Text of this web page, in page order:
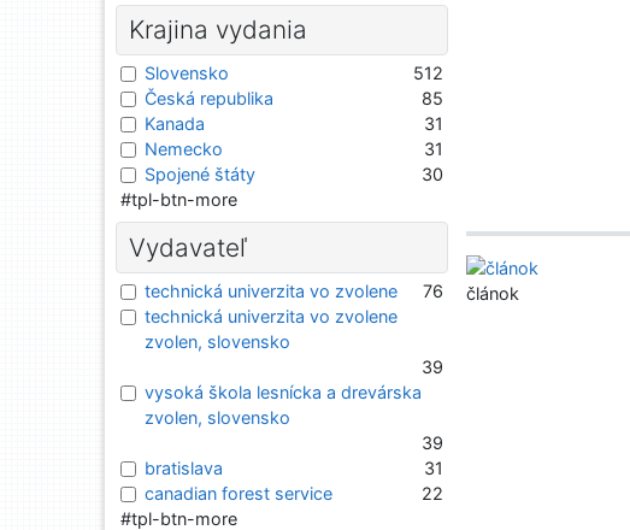
článok
Krajina vydania
Slovensko
512
Česká republika
85
Kanada
31
Nemecko
31
Spojené štáty
30
#tpl-btn-more
Vydavateľ
technická univerzita vo zvolene
76
technická univerzita vo zvolene
zvolen, slovensko
39
vysoká škola lesnícka a drevárska
zvolen, slovensko
39
bratislava
31
canadian forest service
22
#tpl-btn-more